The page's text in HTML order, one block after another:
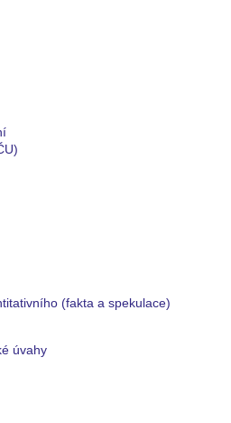
(fakta a spekulace)
úvahy